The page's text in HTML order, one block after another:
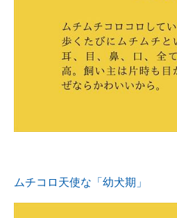
製造業のIT導入・活用を支援
モノづくり技術者専門サイト
エレクトロニクス専門サイト
ムチコロ天使な「幼犬期」